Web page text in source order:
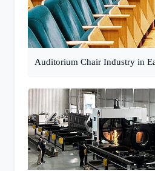
Auditorium Chair Industry in